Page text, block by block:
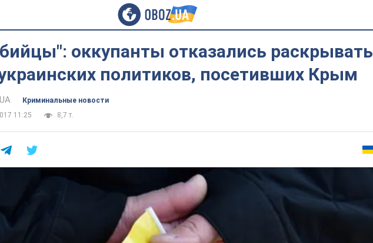
оккупанты отказались раскрывать
политиков, посетивших Крым
Криминальные новости
11:25
8,7 т.